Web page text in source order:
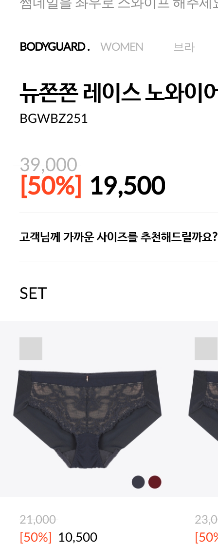
썸네일을 좌우로 스와이프 해주세
BODYGUARD. WOMEN 브라
뉴쫀쫀 레이스 노와이
BGWBZ251
39,000
[50%] 19,500
주말특가 20%(8.7~8.9)/5만원 이
고객님께 가까운 사이즈를 추천해드릴까요?
SET
21,000
[50%] 10,500